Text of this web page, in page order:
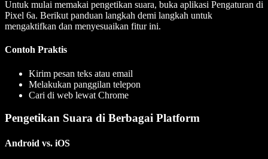
Untuk mulai memakai pengetikan suara, buka aplikasi Pengaturan di
Pixel 6a. Berikut panduan langkah demi langkah untuk
mengaktifkan dan menyesuaikan fitur ini.
Contoh Praktis
Kirim pesan teks atau email
Melakukan panggilan telepon
Cari di web lewat Chrome
Pengetikan Suara di Berbagai Platform
Android vs. iOS